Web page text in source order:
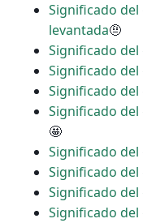
Significado del
levantada🤨
Significado
Significado
Significado del
Significado del
🤩
Significado
Significado del
Significado del
Significado del